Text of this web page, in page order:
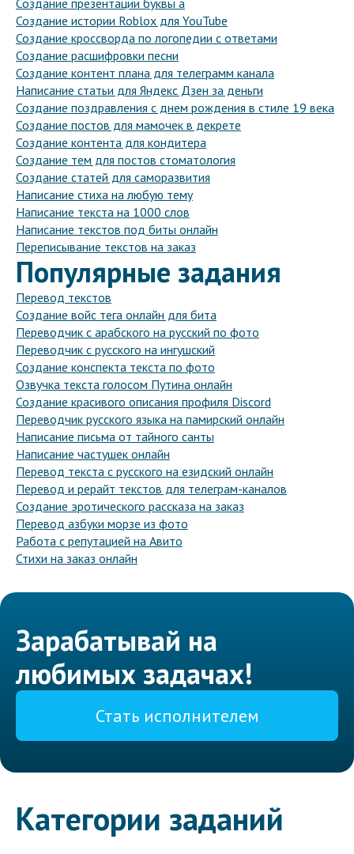
Создание презентации буквы а
Создание истории Roblox для YouTube
Создание кроссворда по логопедии с ответами
Создание расшифровки песни
Создание контент плана для телеграмм канала
Написание статьи для Яндекс Дзен за деньги
Создание поздравления с днем рождения в стиле 19 века
Создание постов для мамочек в декрете
Создание контента для кондитера
Создание тем для постов стоматология
Создание статей для саморазвития
Написание стиха на любую тему
Написание текста на 1000 слов
Написание текстов под биты онлайн
Переписывание текстов на заказ
Популярные задания
Перевод текстов
Создание войс тега онлайн для бита
Переводчик с арабского на русский по фото
Переводчик с русского на ингушский
Создание конспекта текста по фото
Озвучка текста голосом Путина онлайн
Создание красивого описания профиля Discord
Переводчик русского языка на памирский онлайн
Написание письма от тайного санты
Написание частушек онлайн
Перевод текста с русского на езидский онлайн
Перевод и рерайт текстов для телеграм-каналов
Создание эротического рассказа на заказ
Перевод азбуки морзе из фото
Работа с репутацией на Авито
Стихи на заказ онлайн
Зарабатывай на
любимых задачах!
Стать исполнителем
Категории заданий